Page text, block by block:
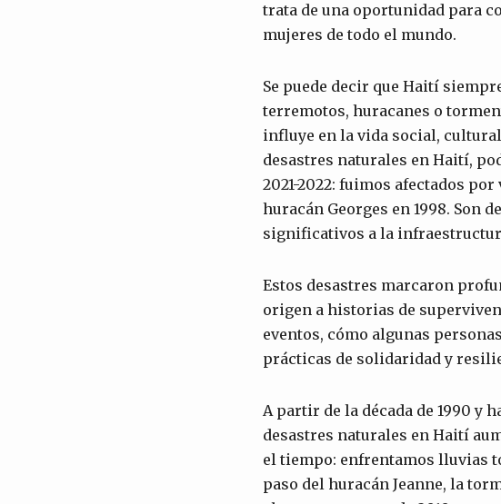
trata de una oportunidad para
mujeres de todo el mundo.
Se puede decir que Haití
terremotos, huracanes o
influye en la vida social,
desastres naturales en Haití,
2021-2022: fuimos afectados
huracán Georges en 1998. Son
significativos a la
Estos desastres marcaron
origen a historias de
eventos, cómo algunas
prácticas de solidaridad y
A partir de la década de 1990 y
desastres naturales en Haití
el tiempo: enfrentamos lluvias
paso del huracán Jeanne, la